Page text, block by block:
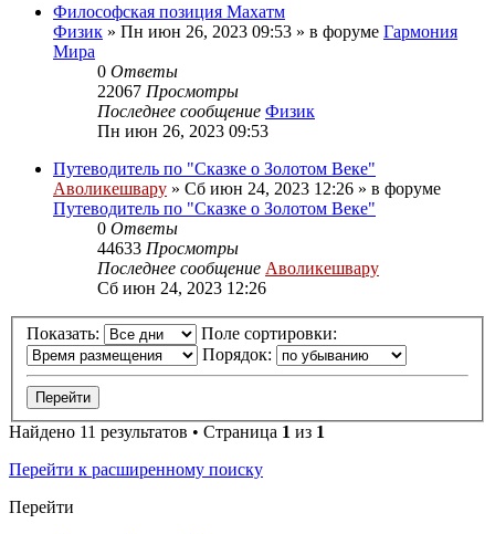
Философская позиция Махатм
Физик » Пн июн 26, 2023 09:53 » в форуме Гармония
Мира
0 Ответы
22067 Просмотры
Последнее сообщение Физик
Пн июн 26, 2023 09:53
Путеводитель по "Сказке о Золотом Веке"
Аволикешвару » Сб июн 24, 2023 12:26 » в форуме
Путеводитель по "Сказке о Золотом Веке"
0 Ответы
44633 Просмотры
Последнее сообщение Аволикешвару
Сб июн 24, 2023 12:26
Показать:
Поле сортировки:
Порядок:
Найдено 11 результатов • Страница 1 из 1
Перейти к расширенному поиску
Перейти